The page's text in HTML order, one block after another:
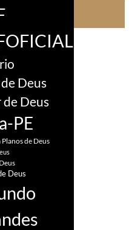
Deus
de Deus
PE
Planos de Deus
Deus